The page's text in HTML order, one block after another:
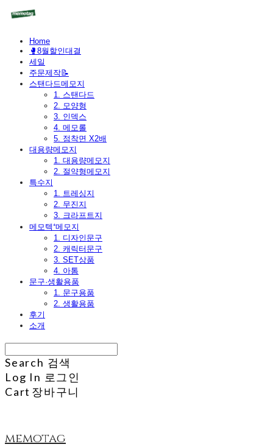
Home
🥊8월할인대결
세일
주문제작📝
스탠다드메모지
1. 스탠다드
2. 모양형
3. 인덱스
4. 메모롤
5. 점착면 X2배
대용량메모지
1. 대용량메모지
2. 절약형메모지
특수지
1. 트레싱지
2. 무진지
3. 크라프트지
메모텍⁺메모지
1. 디자인문구
2. 캐릭터문구
3. SET상품
4. 아톰
문구·생활용품
1. 문구용품
2. 생활용품
후기
소개
Search 검색
Log In 로그인
Cart 장바구니
memotag